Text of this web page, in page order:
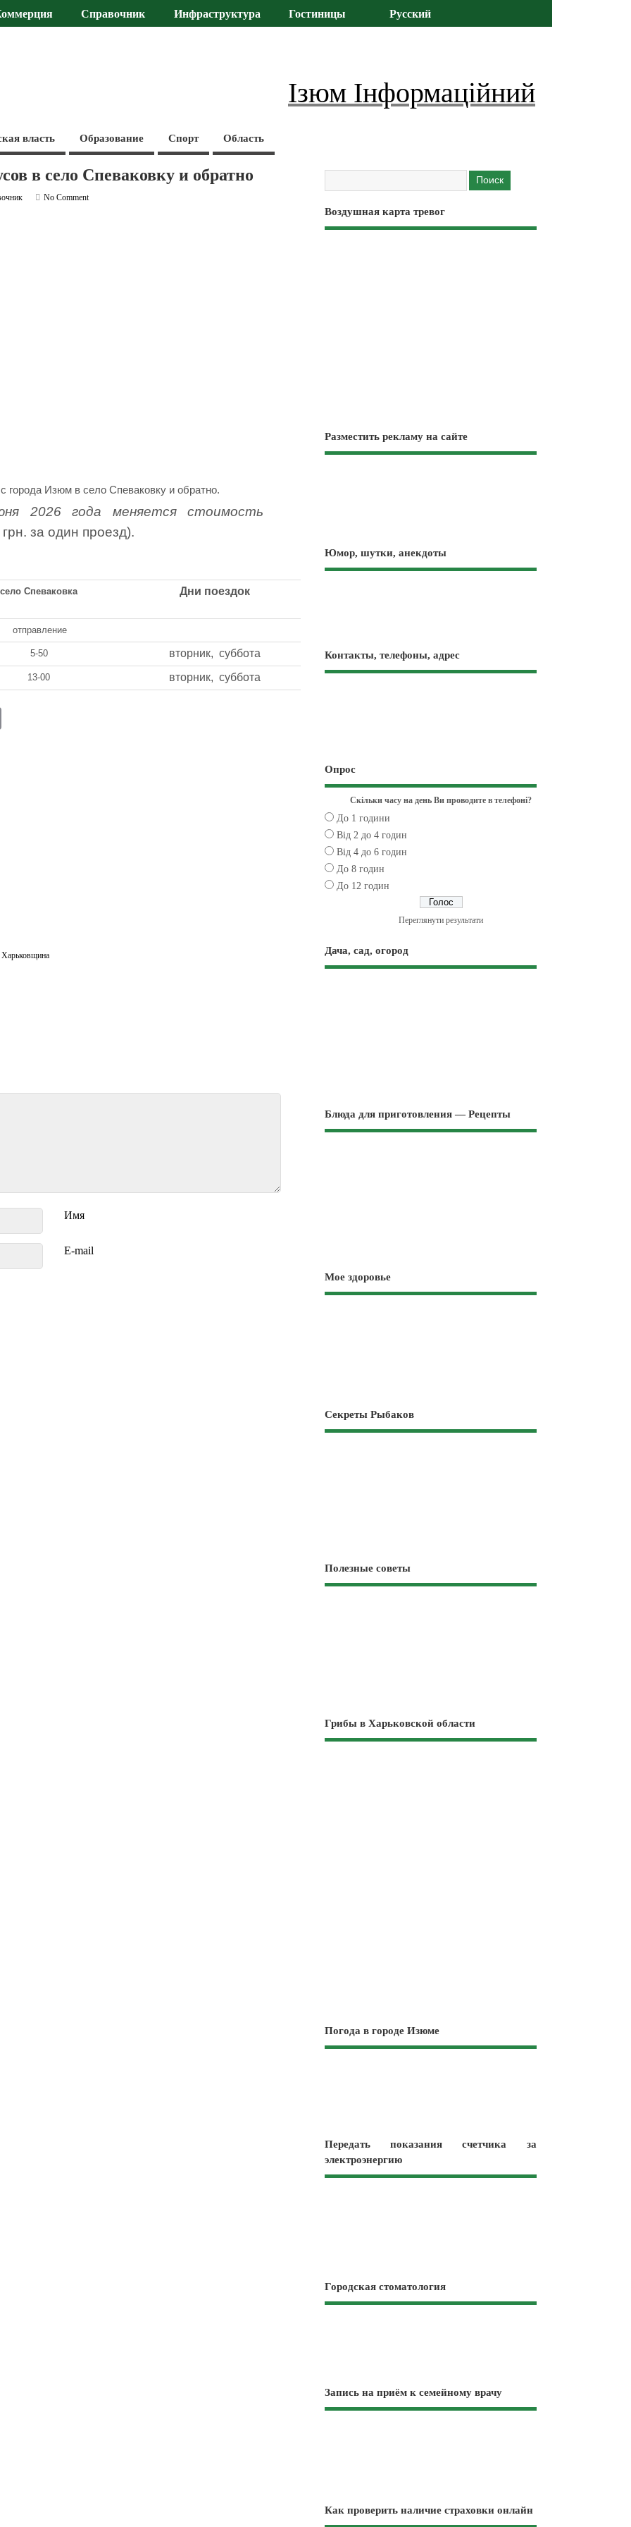
Справочник Инфраструктура Гостиницы Русский
Ізюм Інформаційний
власть Образование Спорт Область
в село Спеваковку и обратно
No Comment
города Изюм в село Спеваковку и обратно.
2026 года меняется стоимость
за один проезд).
село Спеваковка Дни поездок
отправление
5-50 вторник, суббота
13-00 вторник, суббота
Харьковщина
Имя
E-mail
Воздушная карта тревог
Разместить рекламу на сайте
Юмор, шутки, анекдоты
Контакты, телефоны, адрес
Опрос
Скільки часу на день Ви проводите в телефоні?
До 1 години
Від 2 до 4 годин
Від 4 до 6 годин
До 8 годин
До 12 годин
Переглянути результати
Дача, сад, огород
Блюда для приготовления — Рецепты
Мое здоровье
Секреты Рыбаков
Полезные советы
Грибы в Харьковской области
Погода в городе Изюме
Передать показания счетчика за
электроэнергию
Городская стоматология
Запись на приём к семейному врачу
Как проверить наличие страховки онлайн